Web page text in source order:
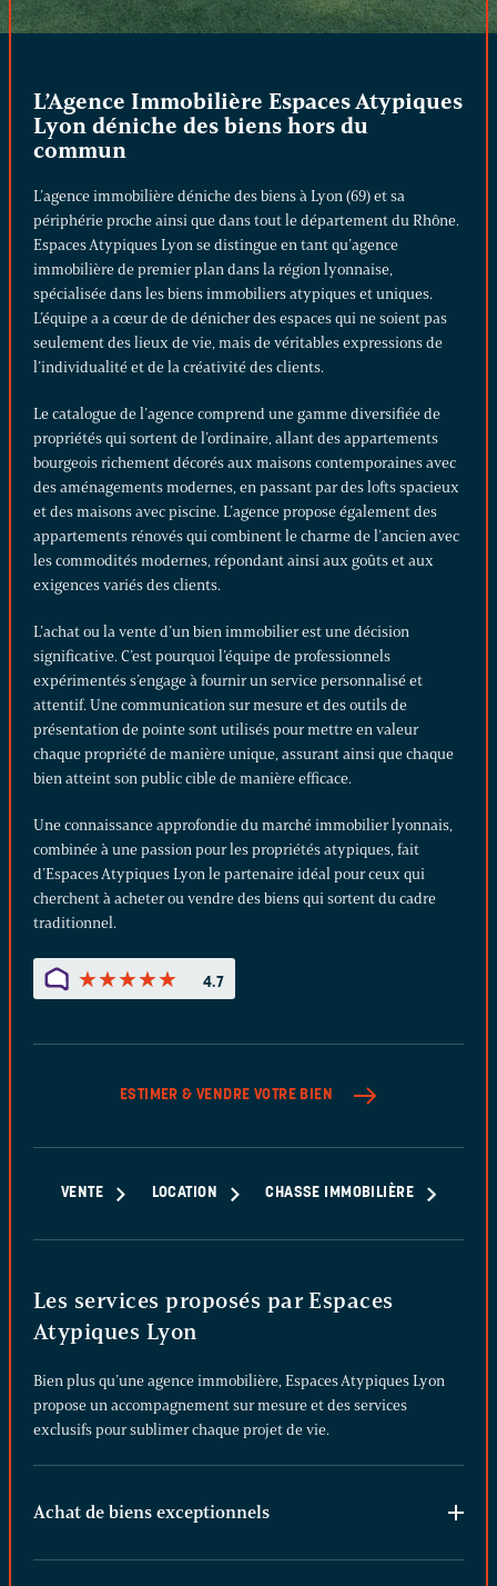
L’Agence Immobilière Espaces Atypiques
Lyon déniche des biens hors du
commun
L’agence immobilière déniche des biens à Lyon (69) et sa
périphérie proche ainsi que dans tout le département du Rhône.
Espaces Atypiques Lyon se distingue en tant qu’agence
immobilière de premier plan dans la région lyonnaise,
spécialisée dans les biens immobiliers atypiques et uniques.
L’équipe a a cœur de de dénicher des espaces qui ne soient pas
seulement des lieux de vie, mais de véritables expressions de
l’individualité et de la créativité des clients.
Le catalogue de l’agence comprend une gamme diversifiée de
propriétés qui sortent de l’ordinaire, allant desappartements
bourgeoisrichement décorés auxmaisons contemporainesavec
des aménagements modernes, en passant par desloftsspacieux
et desmaisons avec piscine. L’agence propose également des
appartements rénovés qui combinent le charme de l’ancien avec
les commodités modernes, répondant ainsi aux goûts et aux
exigences variés des clients.
L’achat ou la vente d’un bien immobilier est une décision
significative. C’est pourquoi l’équipe de professionnels
expérimentés s’engage à fournir un service personnalisé et
attentif. Une communication sur mesure et des outils de
présentation de pointe sont utilisés pour mettre en valeur
chaque propriété de manière unique, assurant ainsi que chaque
bien atteint son public cible de manière efficace.
Une connaissance approfondie du marché immobilier lyonnais,
combinée à une passion pour les propriétés atypiques, fait
d’Espaces Atypiques Lyon le partenaire idéal pour ceux qui
cherchent à acheter ou vendre des biens qui sortent du cadre
traditionnel.
★★★★★
★★★★★ 4.7
ESTIMER & VENDRE VOTRE BIEN
VENTE LOCATION CHASSE IMMOBILIÈRE
Les services proposés par Espaces
Atypiques Lyon
Bien plus qu’une agence immobilière, Espaces Atypiques Lyon
propose un accompagnement sur mesure et des services
exclusifs pour sublimer chaque projet de vie.
Achat de biens exceptionnels